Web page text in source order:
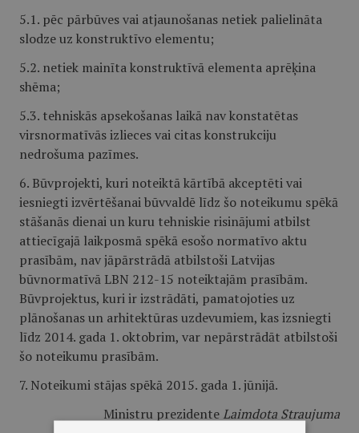
5.1. pēc pārbūves vai atjaunošanas netiek palielināta
slodze uz konstruktīvo elementu;
5.2. netiek mainīta konstruktīvā elementa aprēķina
shēma;
5.3. tehniskās apsekošanas laikā nav konstatētas
virsnormatīvās izlieces vai citas konstrukciju
nedrošuma pazīmes.
6. Būvprojekti, kuri noteiktā kārtībā akceptēti vai
iesniegti izvērtēšanai būvvaldē līdz šo noteikumu spēkā
stāšanās dienai un kuru tehniskie risinājumi atbilst
attiecīgajā laikposmā spēkā esošo normatīvo aktu
prasībām, nav jāpārstrādā atbilstoši Latvijas
būvnormatīvā LBN 212-15 noteiktajām prasībām.
Būvprojektus, kuri ir izstrādāti, pamatojoties uz
plānošanas un arhitektūras uzdevumiem, kas izsniegti
līdz 2014. gada 1. oktobrim, var nepārstrādāt atbilstoši
šo noteikumu prasībām.
7. Noteikumi stājas spēkā 2015. gada 1. jūnijā.
Ministru prezidenteLaimdota Straujuma